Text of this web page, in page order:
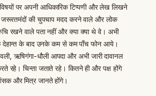
पर अपनी आधिकारिक टिप्पणी और लेख लिखने
जरूरतमंदों की चुपचाप मदद करने वाले और लोक
रखने वाले पता नहीं और क्या क्या थे वे। अभी
देहान्त के बाद उनके कम से कम पाँच फोन आये।
ऋषिगंगा-धौली आपदा और अभी जारी दावानल
रहे। चिन्ता जताते रहे। कितने ही और पक्ष होंगे
और मित्र जानते होंगे।